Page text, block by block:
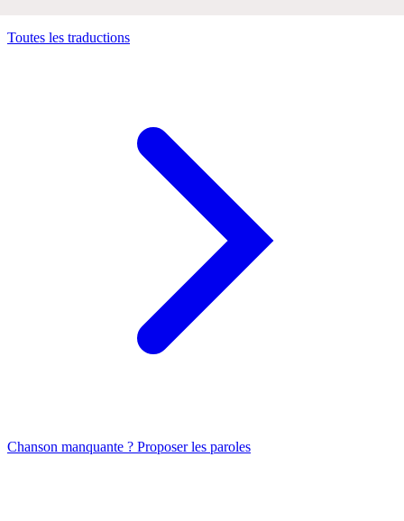
Toutes les traductions
Chanson manquante ? Proposer les paroles